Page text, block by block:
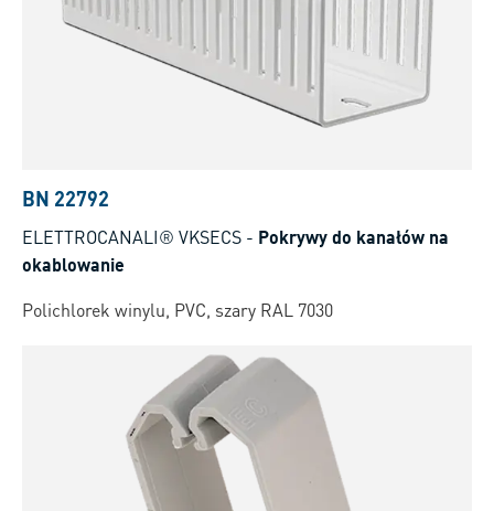
BN 22792
ELETTROCANALI® VKSECS - Pokrywy do kanałów na
okablowanie
Polichlorek winylu, PVC, szary RAL 7030